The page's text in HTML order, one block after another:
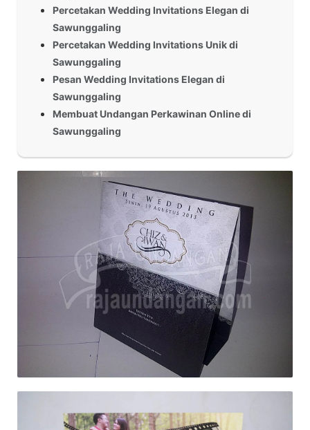
Percetakan Wedding Invitations Elegan di
Sawunggaling
Percetakan Wedding Invitations Unik di
Sawunggaling
Pesan Wedding Invitations Elegan di
Sawunggaling
Membuat Undangan Perkawinan Online di
Sawunggaling